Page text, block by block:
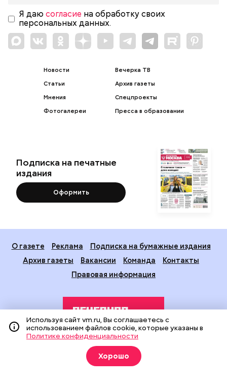
Я даю согласие на обработку своих
персональных данных.
Новости
Статьи
Мнения
Фотогалереи
Вечерка ТВ
Архив газеты
Спецпроекты
Пресса в образовании
Подписка на печатные
издания
Оформить
О газете Реклама
Подписка на бумажные издания
Архив газеты
Вакансии Команда
Контакты
Правовая информация
Издание создано при финансовой поддержке Департамента
средств массовой информации и рекламы города Москвы.
На сайте применяются рекомендательные технологии
Используя сайт vm.ru, Вы соглашаетесь с
использованием файлов cookie, которые указаны в
Политике конфиденциальности
Хорошо